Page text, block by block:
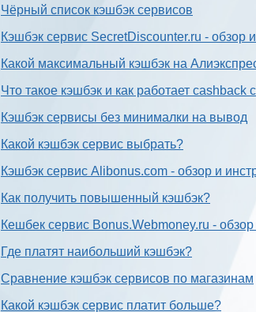
Чёрный список кэшбэк сервисов
Кэшбэк сервис SecretDiscounter.ru - обзор
Какой максимальный кэшбэк на
Что такое кэшбэк и как работает cashback
Кэшбэк сервисы без минималки на вывод
Какой кэшбэк сервис выбрать?
Кэшбэк сервис Alibonus.com - обзор и
Как получить повышенный кэшбэк?
Кешбек сервис Bonus.Webmoney.ru - обзор
Где платят наибольший кэшбэк?
Сравнение кэшбэк сервисов по магазинам
Какой кэшбэк сервис платит больше?